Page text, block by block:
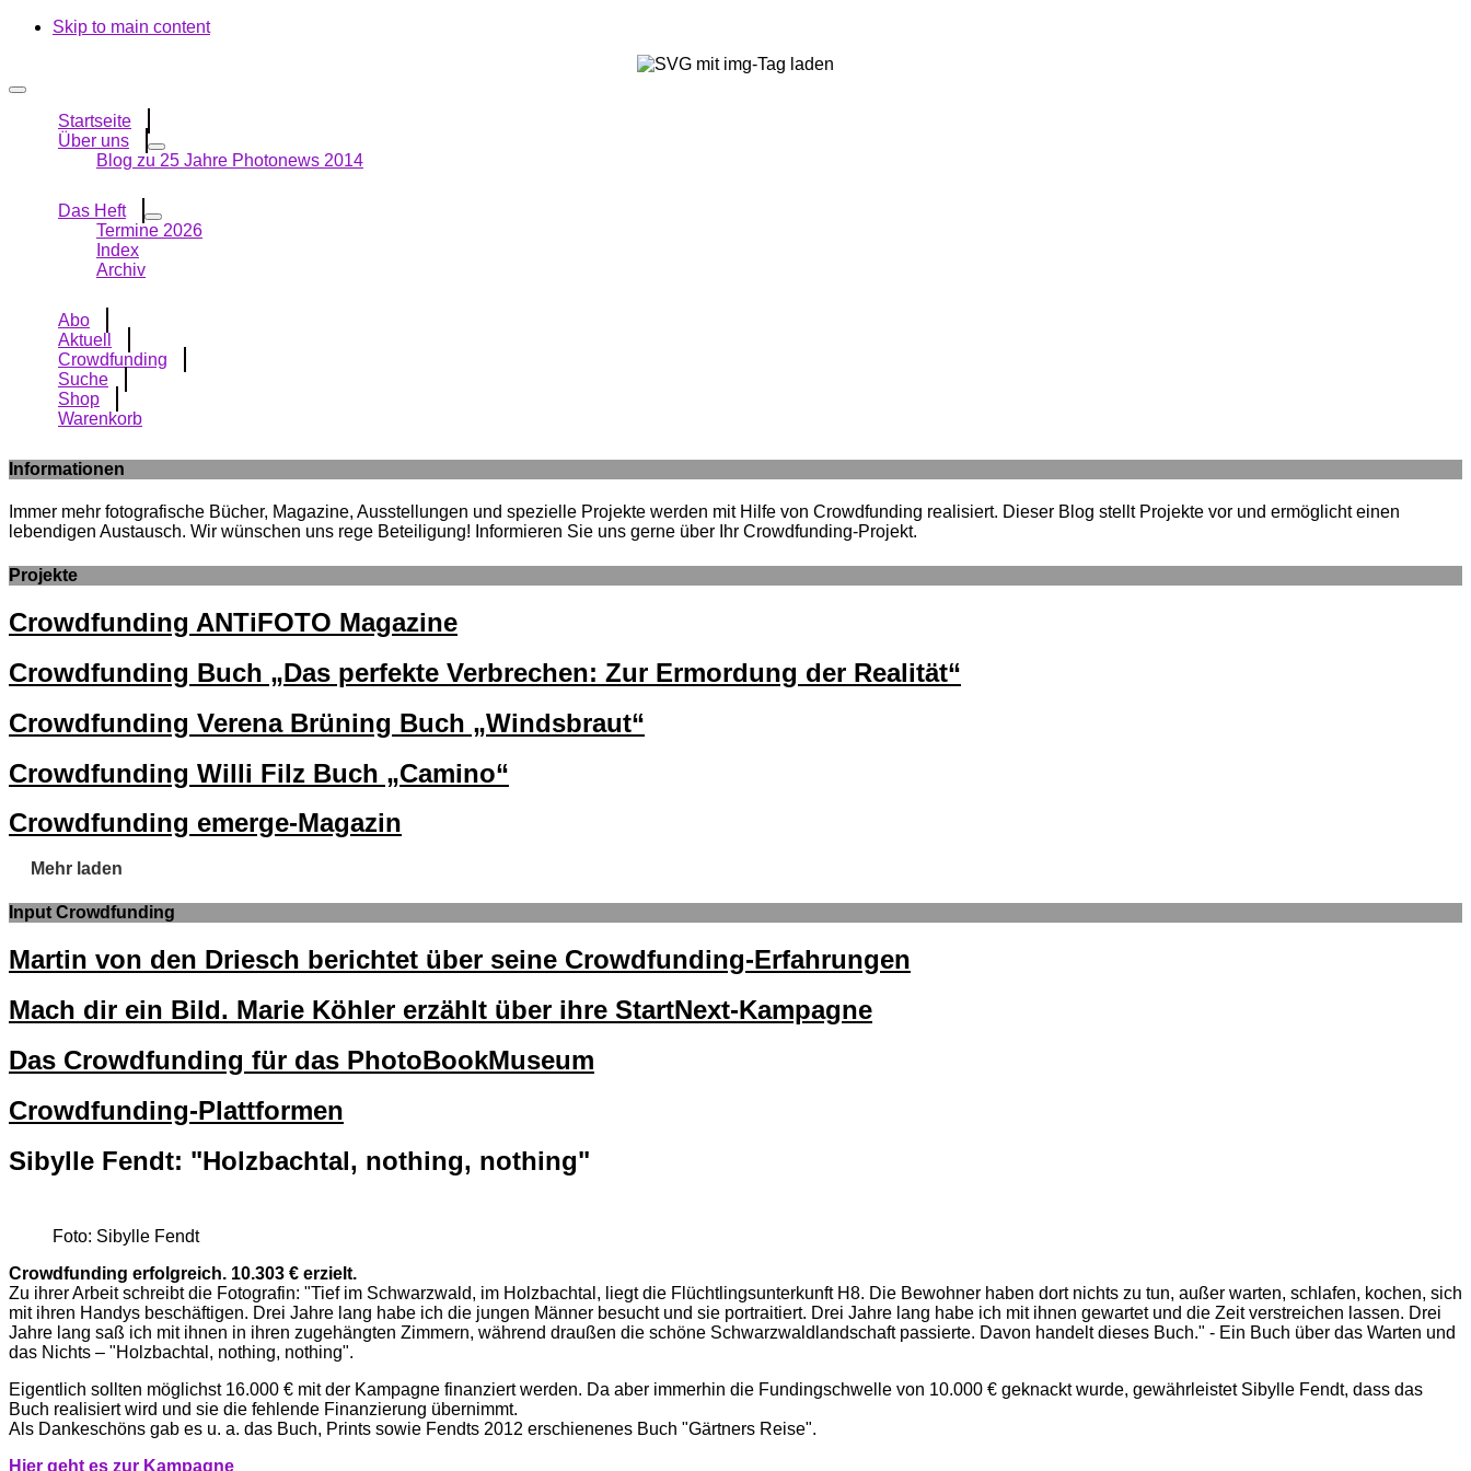
Skip to main content
Startseite
Über uns
Blog zu 25 Jahre Photonews 2014
Das Heft
Termine 2026
Index
Archiv
Abo
Aktuell
Crowdfunding
Suche
Shop
Warenkorb
Informationen
Immer mehr fotografische Bücher, Magazine, Ausstellungen und spezielle Projekte werden mit Hilfe von Crowdfunding realisiert. Dieser Blog stellt Projekte vor und ermöglicht einen
lebendigen Austausch. Wir wünschen uns rege Beteiligung! Informieren Sie uns gerne über Ihr Crowdfunding-Projekt.
Projekte
Crowdfunding ANTiFOTO Magazine
Crowdfunding Buch „Das perfekte Verbrechen: Zur Ermordung der Realität“
Crowdfunding Verena Brüning Buch „Windsbraut“
Crowdfunding Willi Filz Buch „Camino“
Crowdfunding emerge-Magazin
Mehr laden
Input Crowdfunding
Martin von den Driesch berichtet über seine Crowdfunding-Erfahrungen
Mach dir ein Bild. Marie Köhler erzählt über ihre StartNext-Kampagne
Das Crowdfunding für das PhotoBookMuseum
Crowdfunding-Plattformen
Sibylle Fendt: "Holzbachtal, nothing, nothing"
Foto: Sibylle Fendt
Crowdfunding erfolgreich. 10.303 € erzielt.
Zu ihrer Arbeit schreibt die Fotografin: "Tief im Schwarzwald, im Holzbachtal, liegt die Flüchtlingsunterkunft H8. Die Bewohner haben dort nichts zu tun, außer warten, schlafen, kochen, sich
mit ihren Handys beschäftigen. Drei Jahre lang habe ich die jungen Männer besucht und sie portraitiert. Drei Jahre lang habe ich mit ihnen gewartet und die Zeit verstreichen lassen. Drei
Jahre lang saß ich mit ihnen in ihren zugehängten Zimmern, während draußen die schöne Schwarzwaldlandschaft passierte. Davon handelt dieses Buch." - Ein Buch über das Warten und
das Nichts – "Holzbachtal, nothing, nothing".
Eigentlich sollten möglichst 16.000 € mit der Kampagne finanziert werden. Da aber immerhin die Fundingschwelle von 10.000 € geknackt wurde, gewährleistet Sibylle Fendt, dass das
Buch realisiert wird und sie die fehlende Finanzierung übernimmt.
Als Dankeschöns gab es u. a. das Buch, Prints sowie Fendts 2012 erschienenes Buch "Gärtners Reise".
Hier geht es zur Kampagne